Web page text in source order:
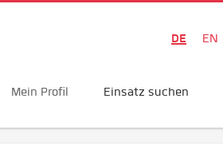
DE EN
Mein Profil Einsatz suchen